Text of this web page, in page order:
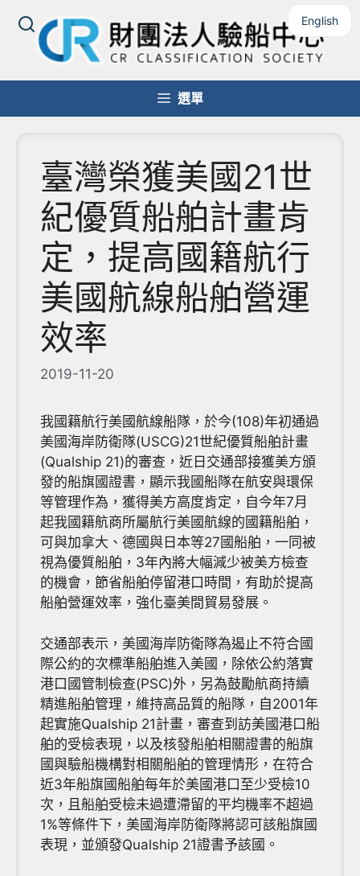
容
English
選單
臺灣榮獲美國21世
紀優質船舶計畫肯
定，提高國籍航行
美國航線船舶營運
效率
2019-11-20
我國籍航行美國航線船隊，於今(108)年初通過
美國海岸防衛隊(USCG)21世紀優質船舶計畫
(Qualship 21)的審查，近日交通部接獲美方頒
發的船旗國證書，顯示我國船隊在航安與環保
等管理作為，獲得美方高度肯定，自今年7月
起我國籍航商所屬航行美國航線的國籍船舶，
可與加拿大、德國與日本等27國船舶，一同被
視為優質船舶，3年內將大幅減少被美方檢查
的機會，節省船舶停留港口時間，有助於提高
船舶營運效率，強化臺美間貿易發展。
交通部表示，美國海岸防衛隊為遏止不符合國
際公約的次標準船舶進入美國，除依公約落實
港口國管制檢查(PSC)外，另為鼓勵航商持續
精進船舶管理，維持高品質的船隊，自2001年
起實施Qualship 21計畫，審查到訪美國港口船
舶的受檢表現，以及核發船舶相關證書的船旗
國與驗船機構對相關船舶的管理情形，在符合
近3年船旗國船舶每年於美國港口至少受檢10
次，且船舶受檢未過遭滯留的平均機率不超過
1%等條件下，美國海岸防衛隊將認可該船旗國
表現，並頒發Qualship 21證書予該國。